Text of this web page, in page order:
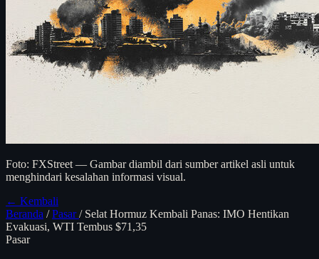
Foto: FXStreet — Gambar diambil dari sumber artikel asli untuk
menghindari kesalahan informasi visual.
← Kembali
Beranda / Pasar/ Selat Hormuz Kembali Panas: IMO Hentikan
Evakuasi, WTI Tembus $71,35
Pasar